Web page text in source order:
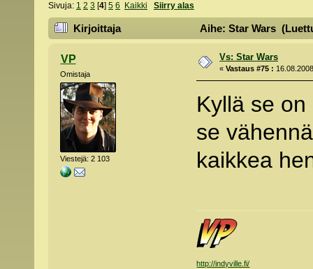
Sivuja: 1 2 3 [4] 5 6 Kaikki Siirry alas
Kirjoittaja Aihe: Star Wars
VP
Omistaja
Viestejä: 2 103
Vs: Star Wars
«Vastaus #75 :
Kyllä se
se
kaikkea
http://indyville.fi/